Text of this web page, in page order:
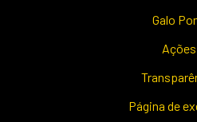
Galo
Ações
Página de